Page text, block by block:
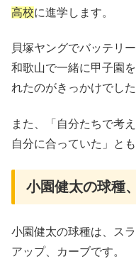
高校に進学します。
貝塚ヤングでバッテリ
和歌山で一緒に甲子園
れたのがきっかけでした
また、「自分たちで考
自分に合っていた」と
小園健太の球種
小園健太の球種は、ス
アップ、カーブです。